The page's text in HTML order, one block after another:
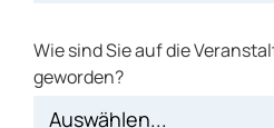
Wie sind Sie auf die
geworden?